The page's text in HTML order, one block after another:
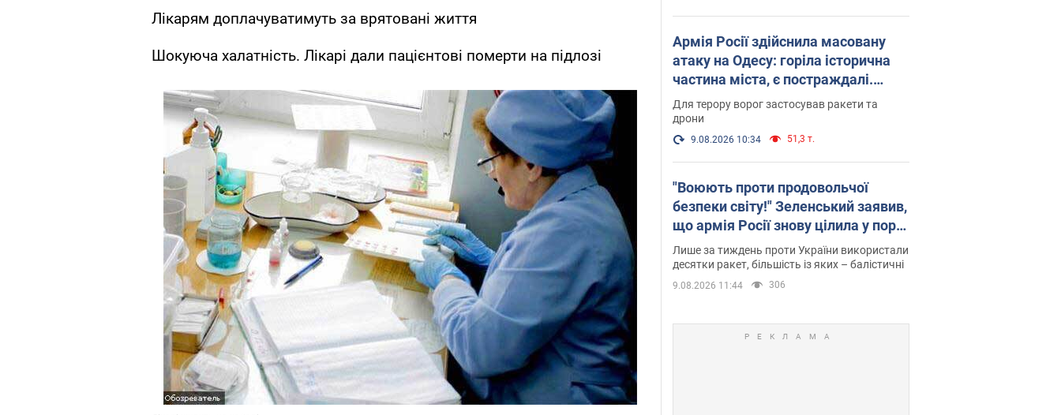
Лікарям доплачуватимуть за врятовані життя
Шокуюча халатність. Лікарі дали пацієнтові померти на підлозі
Армія Росії здійснила масовану
атаку на Одесу: горіла історична
частина міста, є постраждалі.
Фото та відео
Для терору ворог застосував ракети та
дрони
9.08.2026 10:34 51,3 т.
"Воюють проти продовольчої
безпеки світу!" Зеленський заявив,
що армія Росії знову цілила у порт
в Одесі
Лише за тиждень проти України використали
десятки ракет, більшість із яких – балістичні
9.08.2026 11:44 306